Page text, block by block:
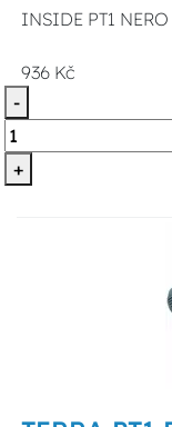
INSIDE PT1 NERO
936 Kč
-
+